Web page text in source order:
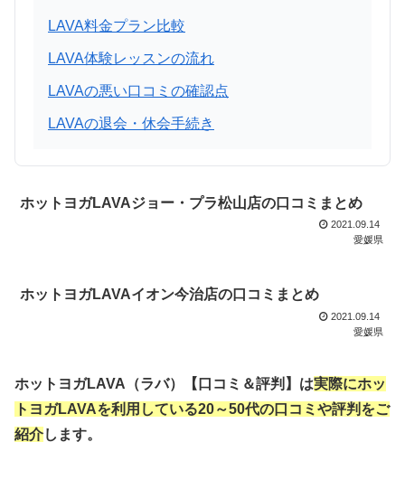
LAVA料金プラン比較
LAVA体験レッスンの流れ
LAVAの悪い口コミの確認点
LAVAの退会・休会手続き
ホットヨガLAVAジョー・プラ松山店の口コミまとめ
2021.09.14
愛媛県
ホットヨガLAVAイオン今治店の口コミまとめ
2021.09.14
愛媛県
ホットヨガLAVA（ラバ）【口コミ＆評判】は実際にホッ
トヨガLAVAを利用している20～50代の口コミや評判をご
紹介します。